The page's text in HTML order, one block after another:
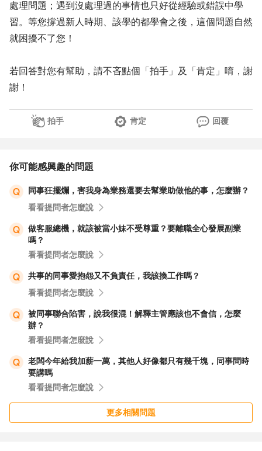
處理問題；遇到沒處理過的事情也只好從經驗或錯誤中學
習。等您撐過新人時期、該學的都學會之後，這個問題自然
就困擾不了您！
若回答對您有幫助，請不吝點個「拍手」及「肯定」唷，謝
謝！
拍手 肯定 回覆
你可能感興趣的問題
同事狂擺爛，害我身為業務還要去幫業助做他的事，怎麼辦？
看看提問者怎麼說
做客服總機，就該被當小妹不受尊重？要離職全心發展副業
嗎？
看看提問者怎麼說
共事的同事愛抱怨又不負責任，我該換工作嗎？
看看提問者怎麼說
被同事聯合陷害，說我很混！解釋主管應該也不會信，怎麼
辦？
看看提問者怎麼說
老闆今年給我加薪一萬，其他人好像都只有幾千塊，同事問時
要講嗎
看看提問者怎麼說
更多相關問題